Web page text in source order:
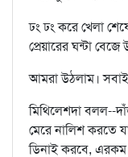
ঢং ঢং করে খেলা
প্রেয়ারের ঘন্টা
আমরা উঠলাম।
মিথিলেশদা বলল--
মেরে নালিশ করতে
ডিনাই করবে,